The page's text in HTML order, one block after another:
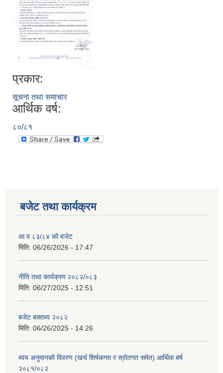
प्रकार:
सूचना तथा समाचार
आर्थिक वर्ष:
८०/८१
बजेट तथा कार्यक्रम
आ व ८३/८४ को बजेट
मिति: 06/26/2026 - 17:47
नीति तथा कार्यक्रम २०८२/०८३
मिति: 06/27/2025 - 12:51
बजेट बक्तब्य २०८२
मिति: 06/26/2025 - 14:26
ब्यय अनुमानको विवरण (खर्च शिर्षकगत र स्रोतगत समेत) आर्थिक बर्ष
२०८१/०८२